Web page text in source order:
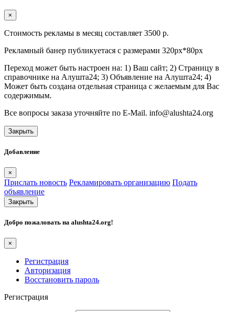
×
Стоимость рекламы в месяц составляет 3500 р.
Рекламный банер публикуетася с размерами 320px*80px
Переход может быть настроен на: 1) Ваш сайт; 2) Страницу в
справочнике на Алушта24; 3) Объявление на Алушта24; 4)
Может быть создана отдельная страница с желаемым для Вас
содержимым.
Все вопросы заказа уточняйте по E-Mail. info@alushta24.org
Закрыть
Добавление
×
Прислать новость Рекламировать организацию Подать
объявление
Закрыть
Добро пожаловать на alushta24.org!
×
Регистрация
Авторизация
Восстановить пароль
Регистрация